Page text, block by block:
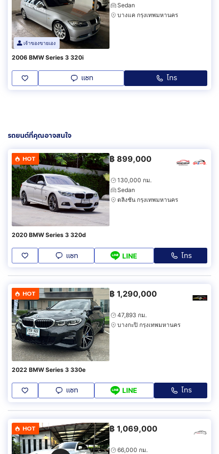
เจ้าของขายเอง
Sedan
บางแค กรุงเทพมหานคร
2006 BMW Series 3 320i
แชท โทร
รถยนต์ที่คุณอาจสนใจ
HOT ฿ 899,000
130,000 กม.
Sedan
ตลิ่งชัน กรุงเทพมหานคร
2020 BMW Series 3 320d
แชท LINE โทร
HOT ฿ 1,290,000
47,893 กม.
บางกะปิ กรุงเทพมหานคร
2022 BMW Series 3 330e
แชท LINE โทร
HOT ฿ 1,069,000
66,000 กม.